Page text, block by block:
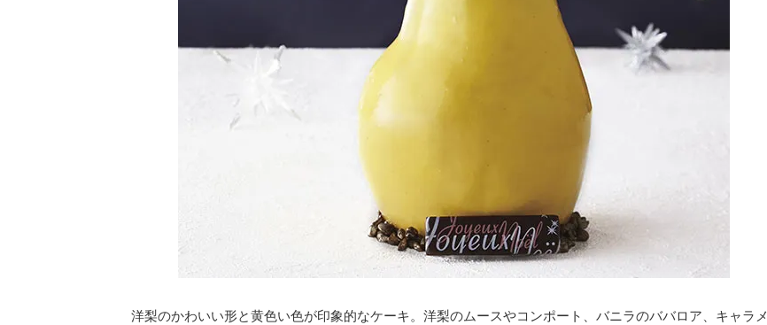
洋梨のかわいい形と黄色い色が印象的なケーキ。洋梨のムースやコンポート、バニラのババロア、キャラメ